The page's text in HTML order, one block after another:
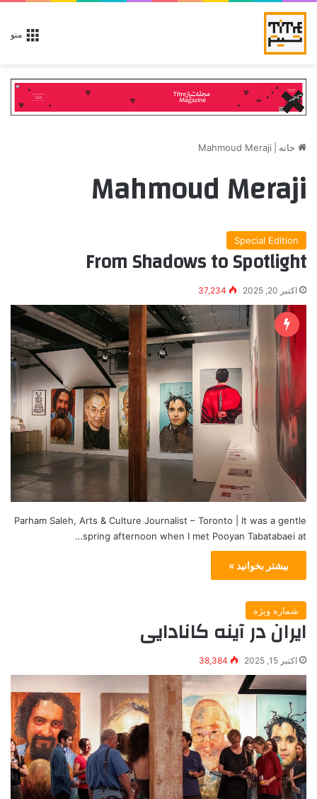
منو
خانه Mahmoud Meraji
Mahmoud Meraji
Special Edition
From Shadows to Spotlight
اکتبر 20, 2025 37,234
Parham Saleh, Arts & Culture Journalist – Toronto | It was a gentle
spring afternoon when I met Pooyan Tabatabaei at…
بیشتر بخوانید »
شماره ویژه
ایران در آینه کانادایی
اکتبر 15, 2025 38,384